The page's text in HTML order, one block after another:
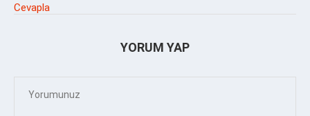
Cevapla
YORUM YAP